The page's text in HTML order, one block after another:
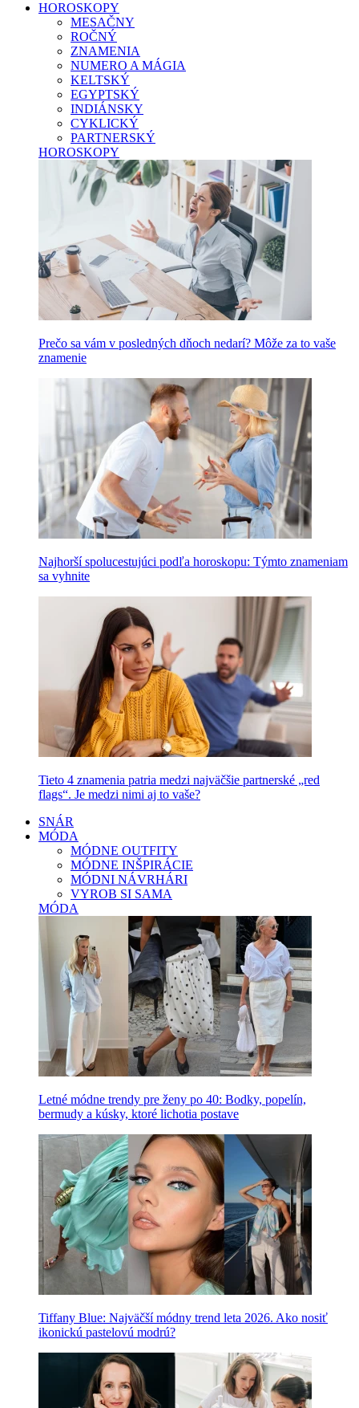
HOROSKOPY
MESAČNY
ROČNÝ
ZNAMENIA
NUMERO A MÁGIA
KELTSKÝ
EGYPTSKÝ
INDIÁNSKY
CYKLICKÝ
PARTNERSKÝ
HOROSKOPY
Prečo sa vám v posledných dňoch nedarí? Môže za to vaše
znamenie
Najhorší spolucestujúci podľa horoskopu: Týmto znameniam
sa vyhnite
Tieto 4 znamenia patria medzi najväčšie partnerské „red
flags“. Je medzi nimi aj to vaše?
SNÁR
MÓDA
MÓDNE OUTFITY
MÓDNE INŠPIRÁCIE
MÓDNI NÁVRHÁRI
VYROB SI SAMA
MÓDA
Letné módne trendy pre ženy po 40: Bodky, popelín,
bermudy a kúsky, ktoré lichotia postave
Tiffany Blue: Najväčší módny trend leta 2026. Ako nosiť
ikonickú pastelovú modrú?